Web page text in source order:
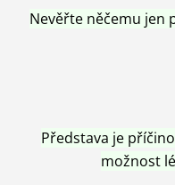
Nevěřte něčemu jen
Představa je
možnost